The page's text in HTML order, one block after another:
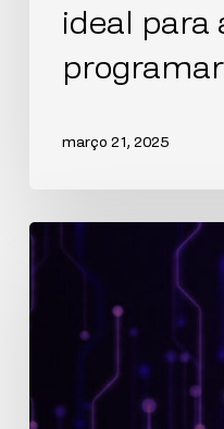
ideal para
março 21, 2025